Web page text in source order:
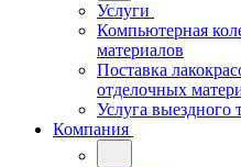
Услуги
Компьютерная
материалов
Поставка
отделочных
Услуга выездного
Компания